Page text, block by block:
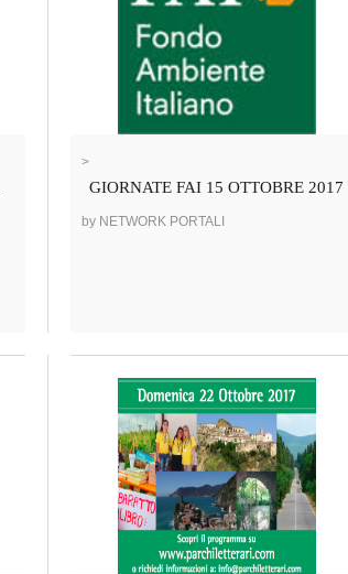
>
GIORNATE FAI 15 OTTOBRE 2017
by NETWORK PORTALI